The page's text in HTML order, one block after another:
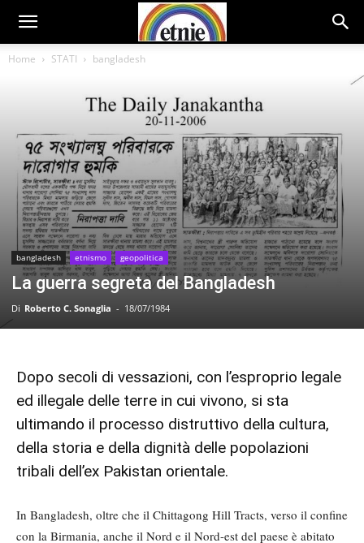
Home STATI bangladesh
bangladesh etnismo geopolitica
La guerra segreta del Bangladesh
Di Roberto C. Sonaglia - 18/07/1984
Dopo secoli di vessazioni, con l’esproprio legale
ed illegale delle terre in cui vivono, si sta
ultimando il processo distruttivo della cultura,
della storia e della dignità delle popolazioni
tribali dell’ex Pakistan orientale.
In Bangladesh, oltre che il Chittagong Hill Tracts, verso il confine
con la Bir­mania, anche il Nord e il Nord-est del paese è abitato